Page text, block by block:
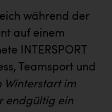
während der
auf einem
INTERSPORT
Teamsport und
Winterstart im
endgültig ein